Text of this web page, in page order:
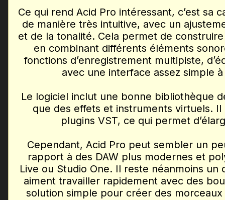
Ce qui rend Acid Pro intéressant, c’est sa
de manière très intuitive, avec un
et de la tonalité. Cela permet de
en combinant différents éléments
fonctions d’enregistrement multipiste,
avec une interface assez simple
Le logiciel inclut une bonne bibliothèque
que des effets et instruments virtuels.
plugins VST, ce qui permet
Cependant, Acid Pro peut sembler un
rapport à des DAW plus modernes et
Live ou Studio One. Il reste néanmoins
aiment travailler rapidement avec des
solution simple pour créer des